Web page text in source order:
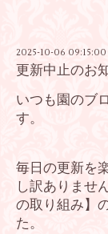
2025-10-06 09:15:00
更新中止のお
いつも園のブ
す。
毎日の更新を
し訳ありませ
の取り組み】
た。